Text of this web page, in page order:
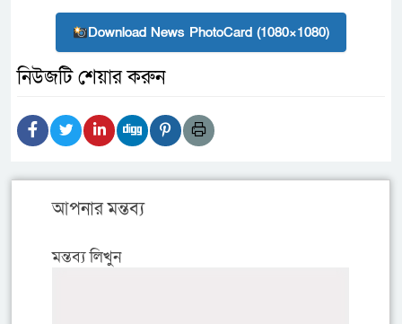
Download News PhotoCard (1080×1080)
নিউজটি শেয়ার করুন
আপনার মন্তব্য
মন্তব্য লিখুন